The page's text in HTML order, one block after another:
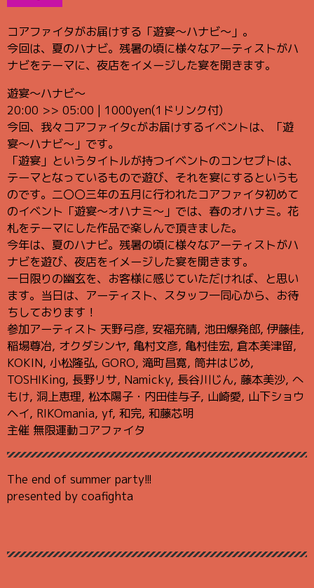
コアファイタがお届けする「遊宴〜ハナビ〜」。
今回は、夏のハナビ。残暑の頃に様々なアーティストがハ
ナビをテーマに、夜店をイメージした宴を開きます。
遊宴〜ハナビ〜
20:00 >> 05:00 | 1000yen(1ドリンク付)
今回、我々コアファイタcがお届けするイベントは、「遊
宴〜ハナビ〜」です。
「遊宴」というタイトルが持つイベントのコンセプトは、
テーマとなっているもので遊び、それを宴にするというも
のです。二〇〇三年の五月に行われたコアファイタ初めて
のイベント「遊宴〜オハナミ〜」では、春のオハナミ。花
札をテーマにした作品で楽しんで頂きました。
今年は、夏のハナビ。残暑の頃に様々なアーティストがハ
ナビを遊び、夜店をイメージした宴を開きます。
一日限りの幽玄を、お客様に感じていただければ、と思い
ます。当日は、アーティスト、スタッフ一同心から、お待
ちしております！
参加アーティスト 天野弓彦, 安福充晴, 池田爆発郎, 伊藤佳,
稲場尊冶, オクダシンヤ, 亀村文彦, 亀村佳宏, 倉本美津留,
KOKIN, 小松隆弘, GORO, 滝町昌寛, 筒井はじめ,
TOSHIKing, 長野リサ, Namicky, 長谷川じん, 藤本美沙, へ
もけ, 洞上恵理, 松本陽子・内田佳与子, 山崎愛, 山下ショウ
ヘイ, RIKOmania, yf, 和完, 和藤芯明
主催 無限運動コアファイタ
The end of summer party!!!
presented by coafighta